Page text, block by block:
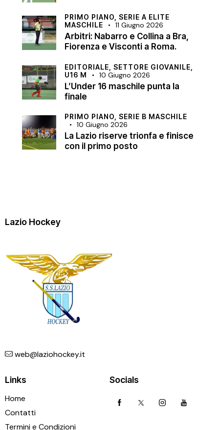
PRIMO PIANO, SERIE A ELITE
MASCHILE
11 Giugno 2026
Arbitri: Nabarro e Collina a Bra,
Fiorenza e Visconti a Roma.
EDITORIALE, SETTORE GIOVANILE,
U16 M
10 Giugno 2026
L’Under 16 maschile punta la
finale
PRIMO PIANO, SERIE B MASCHILE
10 Giugno 2026
La Lazio riserve trionfa e finisce
con il primo posto
Lazio Hockey
web@laziohockey.it
Links
Home
Contatti
Termini e Condizioni
Socials